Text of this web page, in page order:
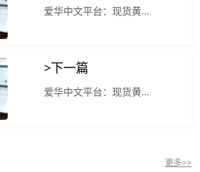
爱华中文平台：现货黄金窄幅震荡 没有走出有效的下跌空间
>下一篇
爱华中文平台：现货黄金延续近期强势格局
更多>>